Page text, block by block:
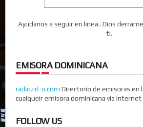
Ayudanos a seguir en linea.. Dios
ti.
EMISORA DOMINICANA
radio.rd-o.com Directorio de emisoras en
cualqueir emisora dominicana via internet
FOLLOW US